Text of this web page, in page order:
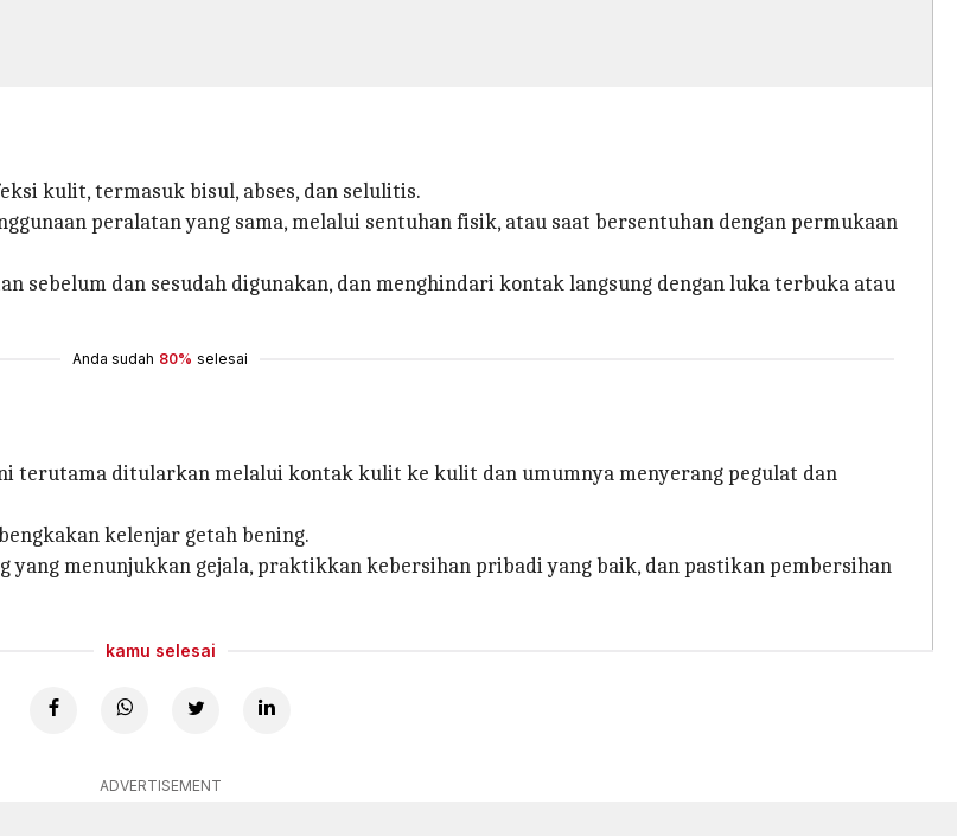
kulit, termasuk bisul, abses, dan selulitis.
peralatan yang sama, melalui sentuhan fisik, atau saat bersentuhan dengan permukaan
sebelum dan sesudah digunakan, dan menghindari kontak langsung dengan luka terbuka atau
Anda sudah 80% selesai
terutama ditularkan melalui kontak kulit ke kulit dan umumnya menyerang pegulat dan
kelenjar getah bening.
menunjukkan gejala, praktikkan kebersihan pribadi yang baik, dan pastikan pembersihan
kamu selesai
ADVERTISEMENT